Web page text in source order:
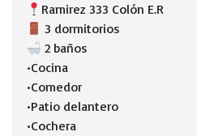
Ramirez 333 Colón E.R
3 dormitorios
2 baños
•Cocina
•Comedor
•Patio delantero
•Cochera